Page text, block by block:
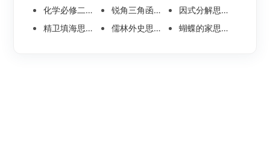
化学必修二思维导图合集，高中高清化学思维导图整理 锐角三角函数思维导图 | 数学思维导图分享
因式分解思维导图高清版-数学思维导图模板分享
精卫填海思维导图怎么画？高清版精卫填海思维导图模板分享
儒林外史思维导图大全|高清版免费思维导图模板 蝴蝶的家思维导图怎么画？高清版蝴蝶的家思维导图分享